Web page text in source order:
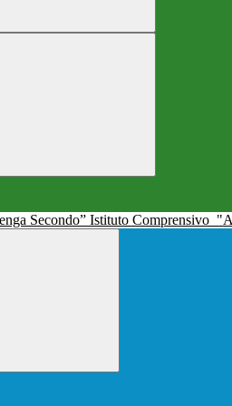
Istituto Comprensivo